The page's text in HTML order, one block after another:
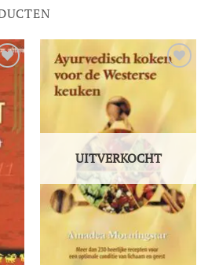
Toevoegen
UITVERKOCHT